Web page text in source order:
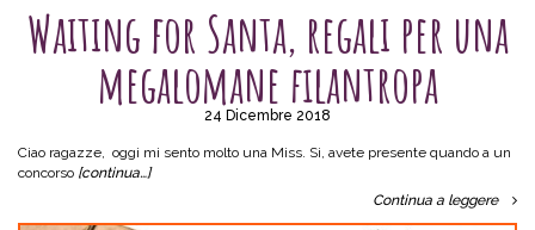
Waiting for Santa, regali per una
megalomane filantropa
24 Dicembre 2018
Ciao ragazze, oggi mi sento molto una Miss. Si, avete presente quando a un
concorso [continua…]
Continua a leggere